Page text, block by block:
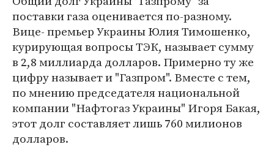
поставки газа оценивается по-разному.
Вице- премьер Украины Юлия Тимошенко,
курирующая вопросы ТЭК, называет сумму
в 2,8 миллиарда долларов. Примерно ту же
цифру называет и "Газпром". Вместе с тем,
по мнению председателя национальной
компании "Нафтогаз Украины" Игоря Бакая,
этот долг составляет лишь 760 милионов
долларов.